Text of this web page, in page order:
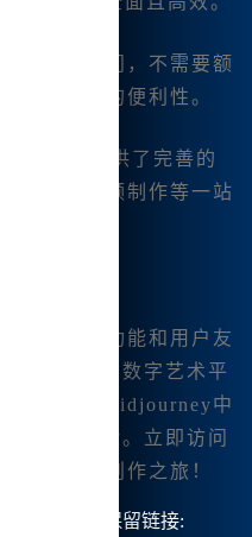
无障碍访问，不需要额
升了使用的便利性。
中文版提供了完善的
生成、视频制作等一站
的需求。
功能和用户友
一个强大的数字艺术平
艺术家，Midjourney中
的创作体验。立即访问
启你的艺术创作之旅！
创，转载请保留链接: